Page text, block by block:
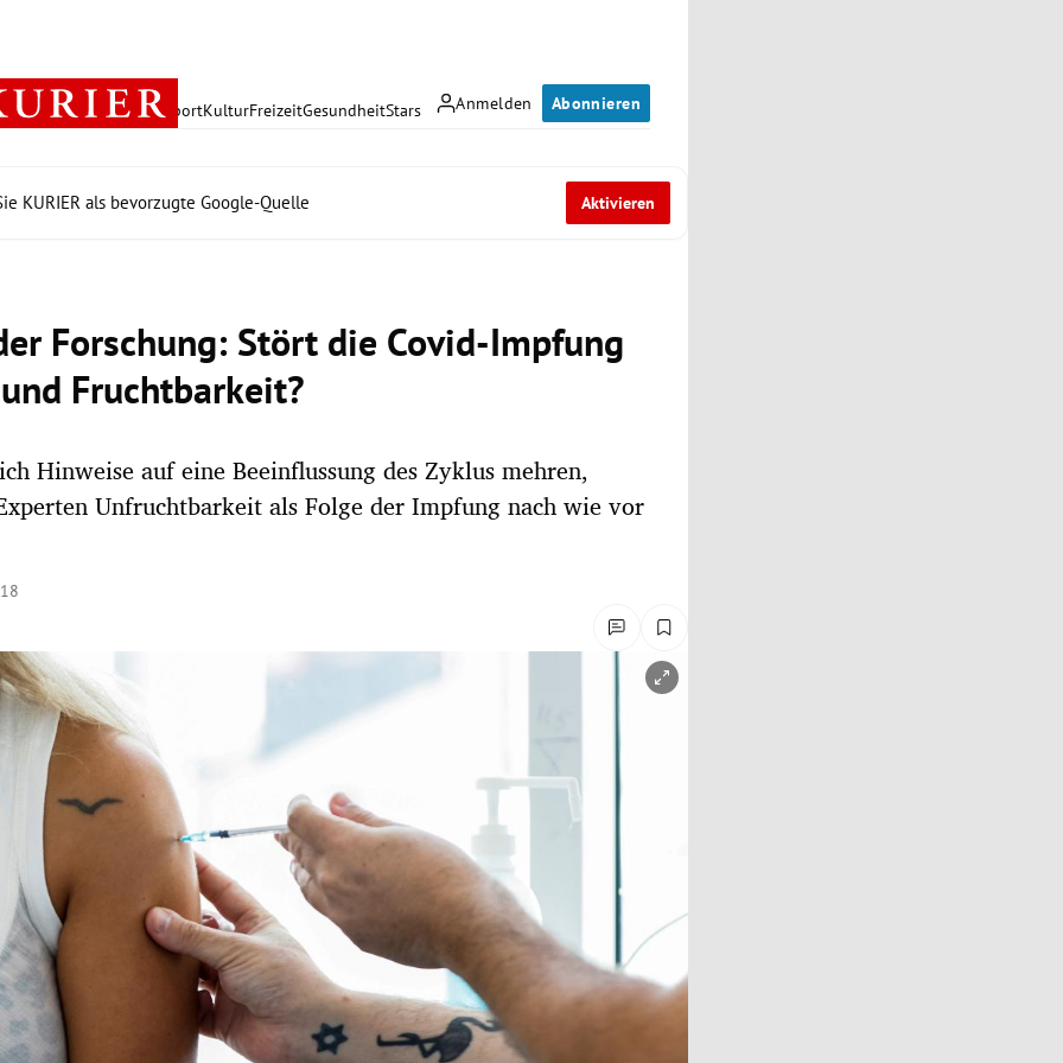
Anmelden Abonnieren
PolitikWirtschaft SportKulturFreizeitGesundheitStars
KURIER als bevorzugte Google-Quelle Aktivieren
Forschung: Stört die Covid-Impfung
Fruchtbarkeit?
Hinweise auf eine Beeinflussung des Zyklus mehren,
Unfruchtbarkeit als Folge der Impfung nach wie vor
öffnen/schließen